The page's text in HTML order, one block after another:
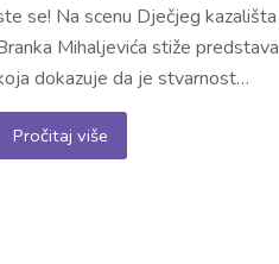
se! Na scenu Dječjeg kazališta
Mihaljevića stiže predstava
dokazuje da je stvarnost…
Pročitaj više